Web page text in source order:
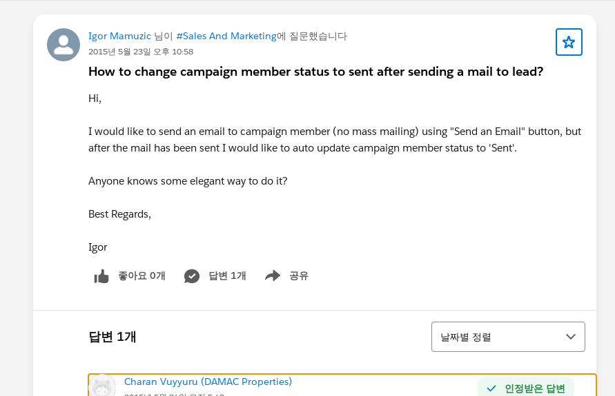
Igor Mamuzic 님이 #Sales And Marketing에 질문했습니다
2015년 5월 23일 오후 10:58
How to change campaign member status to sent after sending a mail to lead?
Hi,
I would like to send an email to campaign member (no mass mailing) using "Send an Email" button, but
after the mail has been sent I would like to auto update campaign member status to 'Sent'.
Anyone knows some elegant way to do it?
Best Regards,
Igor
좋아요 0개 답변 1개 공유
Show menu
답변 1개
정렬
날짜별 정렬
인정받은 답변
Charan Vuyyuru (DAMAC Properties)